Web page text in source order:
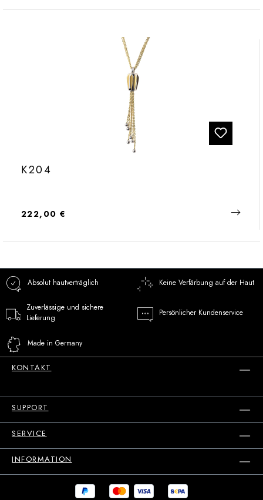
K204
Regulärer Preis:
222,00 €
Absolut hautverträglich Keine Verfärbung auf der Haut
Zuverlässige und sichere
Lieferung
Persönlicher Kundenservice
Made in Germany
KONTAKT
SUPPORT
SERVICE
INFORMATION